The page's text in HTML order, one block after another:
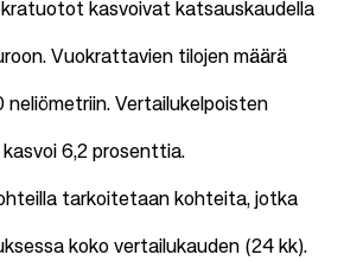
kasvoivat katsauskaudella
Vuokrattavien tilojen määrä
Vertailukelpoisten
6,2 prosenttia.
tarkoitetaan kohteita, jotka
koko vertailukauden (24 kk).